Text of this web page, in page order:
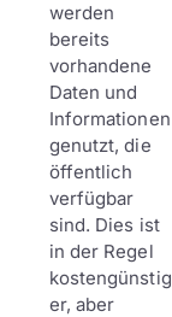
werden
bereits
vorhandene
Daten und
Informationen
genutzt, die
öffentlich
verfügbar
sind. Dies ist
in der Regel
kostengünstig
er, aber